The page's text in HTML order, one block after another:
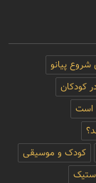
پیانو
کودکان
است
کودک و موسیقی